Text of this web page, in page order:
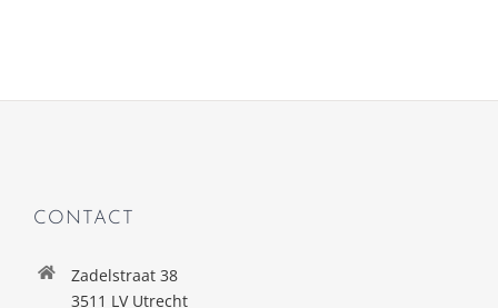
CONTACT
Zadelstraat 38
3511 LV Utrecht